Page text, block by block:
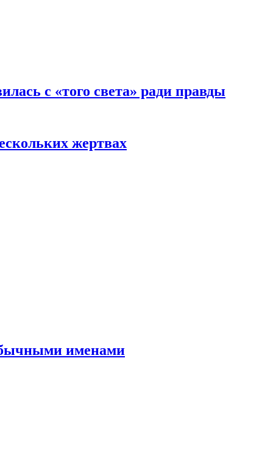
с «того света» ради правды
жертвах
именами